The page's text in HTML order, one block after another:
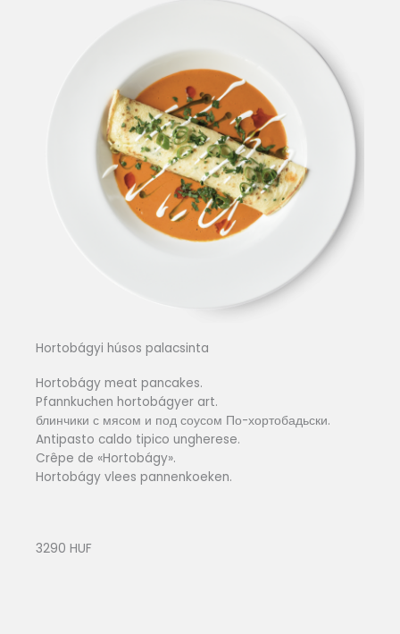
Hortobágyi húsos palacsinta
Hortobágy meat pancakes.
Pfannkuchen hortobágyer art.
блинчики с мясом и под соусом По-хортобадьски.
Antipasto caldo tipico ungherese.
Crêpe de «Hortobágy».
Hortobágy vlees pannenkoeken.
3290 HUF